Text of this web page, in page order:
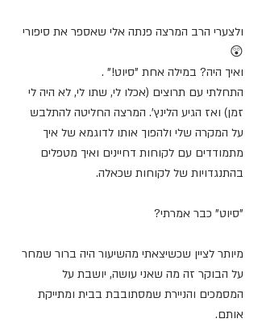
ולצערי הרב המרצה פנתה אלי שאספר את סיפורי
😲
ואיך היה? במילה אחת "סיוט!" .
התחלתי עם תרוצים (אכלו לי, שתו לי, לא היה לי
זמן) ואז הגיע הלינץ'. המרצה החליטה להתלבש
על המקרה שלי ולהפוך אותו לדוגמא של איך
מתמודדים עם לקוחות דחיינים ואיך מטפלים
בהתנגדויות של לקוחות שכאלה.
"סיוט" כבר אמרתי?
מיותר לציין שכשיצאתי מהשיעור היה ברור שמחר
על הבוקר זה מה שאני עושה, יושבת על
המסמכים והניירת שמסתובבת בבית ומתייקת
אותם.